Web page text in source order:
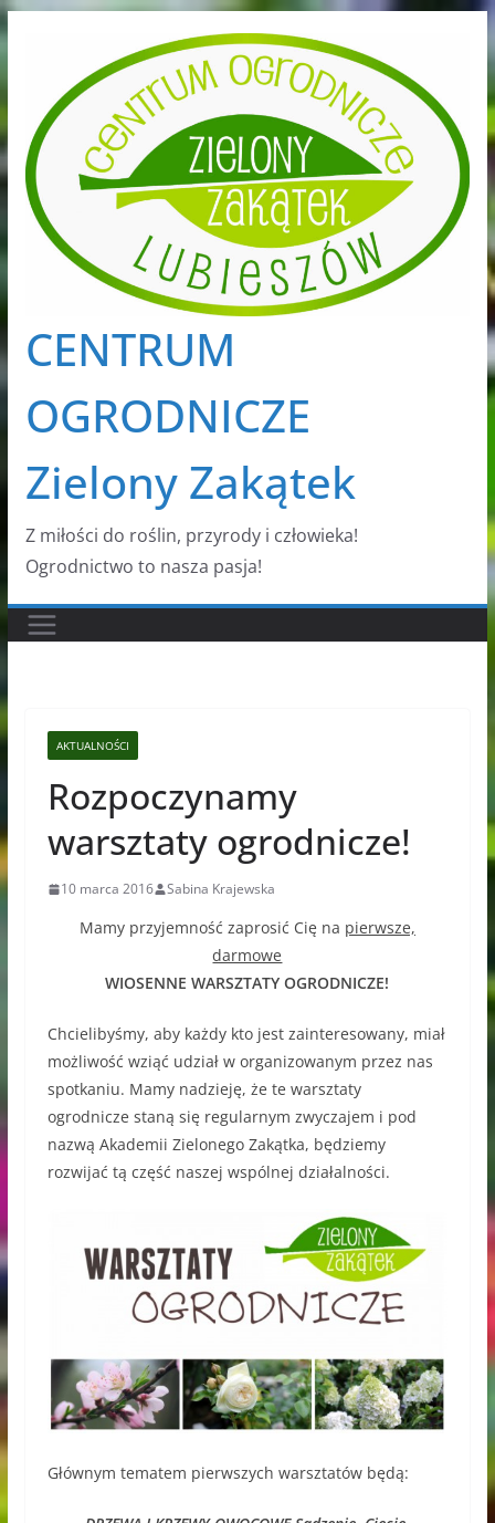
treści
CENTRUM
OGRODNICZE
Zielony Zakątek
Z miłości do roślin, przyrody i człowieka!
Ogrodnictwo to nasza pasja!
AKTUALNOŚCI
Rozpoczynamy
warsztaty ogrodnicze!
10 marca 2016 Sabina Krajewska
Mamy przyjemność zaprosić Cię na pierwsze,
darmowe
WIOSENNE WARSZTATY OGRODNICZE!
Chcielibyśmy, aby każdy kto jest zainteresowany, miał
możliwość wziąć udział w organizowanym przez nas
spotkaniu. Mamy nadzieję, że te warsztaty
ogrodnicze staną się regularnym zwyczajem i pod
nazwą Akademii Zielonego Zakątka, będziemy
rozwijać tą część naszej wspólnej działalności.
Głównym tematem pierwszych warsztatów będą: